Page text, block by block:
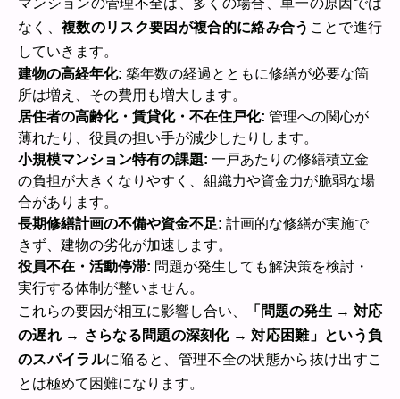
マンションの管理不全は、多くの場合、単一の原因では
なく、 複数のリスク要因が複合的に絡み合う ことで進行
していきます。
建物の高経年化: 築年数の経過とともに修繕が必要な箇
所は増え、その費用も増大します。
居住者の高齢化・賃貸化・不在住戸化: 管理への関心が
薄れたり、役員の担い手が減少したりします。
小規模マンション特有の課題: 一戸あたりの修繕積立金
の負担が大きくなりやすく、組織力や資金力が脆弱な場
合があります。
長期修繕計画の不備や資金不足: 計画的な修繕が実施で
きず、建物の劣化が加速します。
役員不在・活動停滞: 問題が発生しても解決策を検討・
実行する体制が整いません。
これらの要因が相互に影響し合い、
「問題の発生 → 対応
の遅れ → さらなる問題の深刻化 → 対応困難」という負
のスパイラルに陥ると、管理不全の状態から抜け出すこ
とは極めて困難になります。